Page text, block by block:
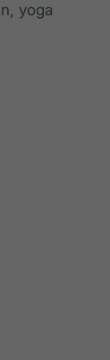
yoga